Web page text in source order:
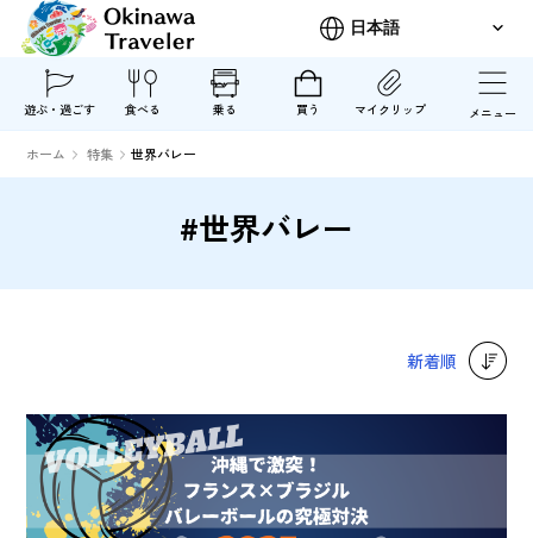
遊ぶ・過ごす 食べる 乗る 買う マイクリップ メニュー
ホーム 特集 世界バレー
#世界バレー
新着順